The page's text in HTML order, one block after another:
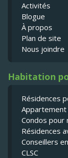
Activités
Blogue
À propos
Plan de site
Nous joindre
Habitation
Résidences
Condos
Résidences
Conseillers
CLSC